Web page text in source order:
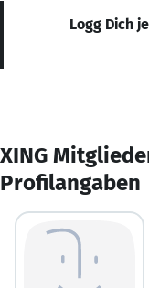
Logg Dich
XING
Profilangaben